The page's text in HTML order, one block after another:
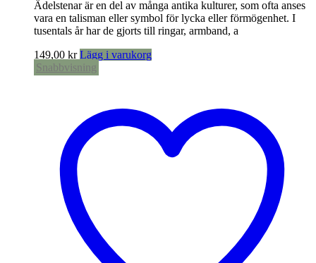
Ädelstenar är en del av många antika kulturer, som ofta anses
vara en talisman eller symbol för lycka eller förmögenhet. I
tusentals år har de gjorts till ringar, armband, a
149,00 kr Lägg i varukorg
Snabbvisning